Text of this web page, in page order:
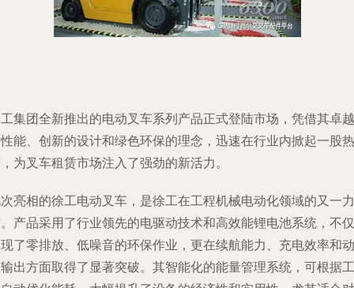
集团全新推出的电动叉车系列产品正式登陆市场，凭借其卓越
能、创新的设计和绿色环保的理念，迅速在行业内掀起一股热
为叉车租赁市场注入了强劲的新活力。
亮相的徐工电动叉车，是徐工在工程机械电动化领域的又一力
产品采用了行业领先的电驱动技术和高效能锂电池系统，不仅
了零排放、低噪音的环保作业，更在续航能力、充电效率和动
出方面取得了显著突破。其智能化的能量管理系统，可根据工